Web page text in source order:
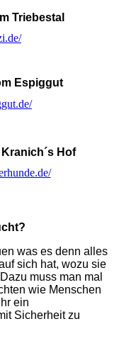
Triebestal
Espiggut
Hof
was es denn alles
sich hat, wozu sie
muss man mal
wie Menschen
ein
Sicherheit zu